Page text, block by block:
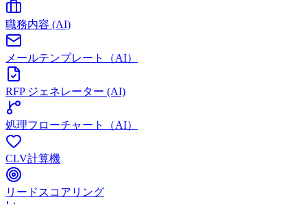
職務内容 (AI)
メールテンプレート（AI）
RFP ジェネレーター (AI)
処理フローチャート（AI）
CLV計算機
リードスコアリング